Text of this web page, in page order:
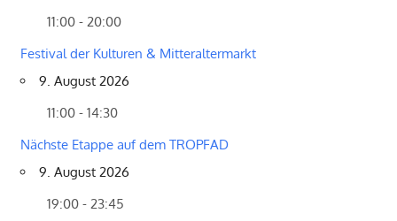
11:00 - 20:00
Festival der Kulturen & Mitteraltermarkt
9. August 2026
11:00 - 14:30
Nächste Etappe auf dem TROPFAD
9. August 2026
19:00 - 23:45